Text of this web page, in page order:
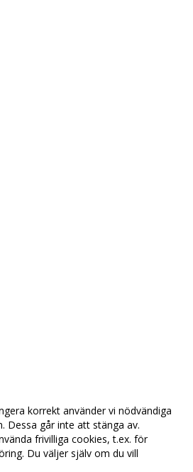
korrekt använder vi nödvändiga
Dessa går inte att stänga av.
frivilliga cookies, t.ex. för
Du väljer själv om du vill